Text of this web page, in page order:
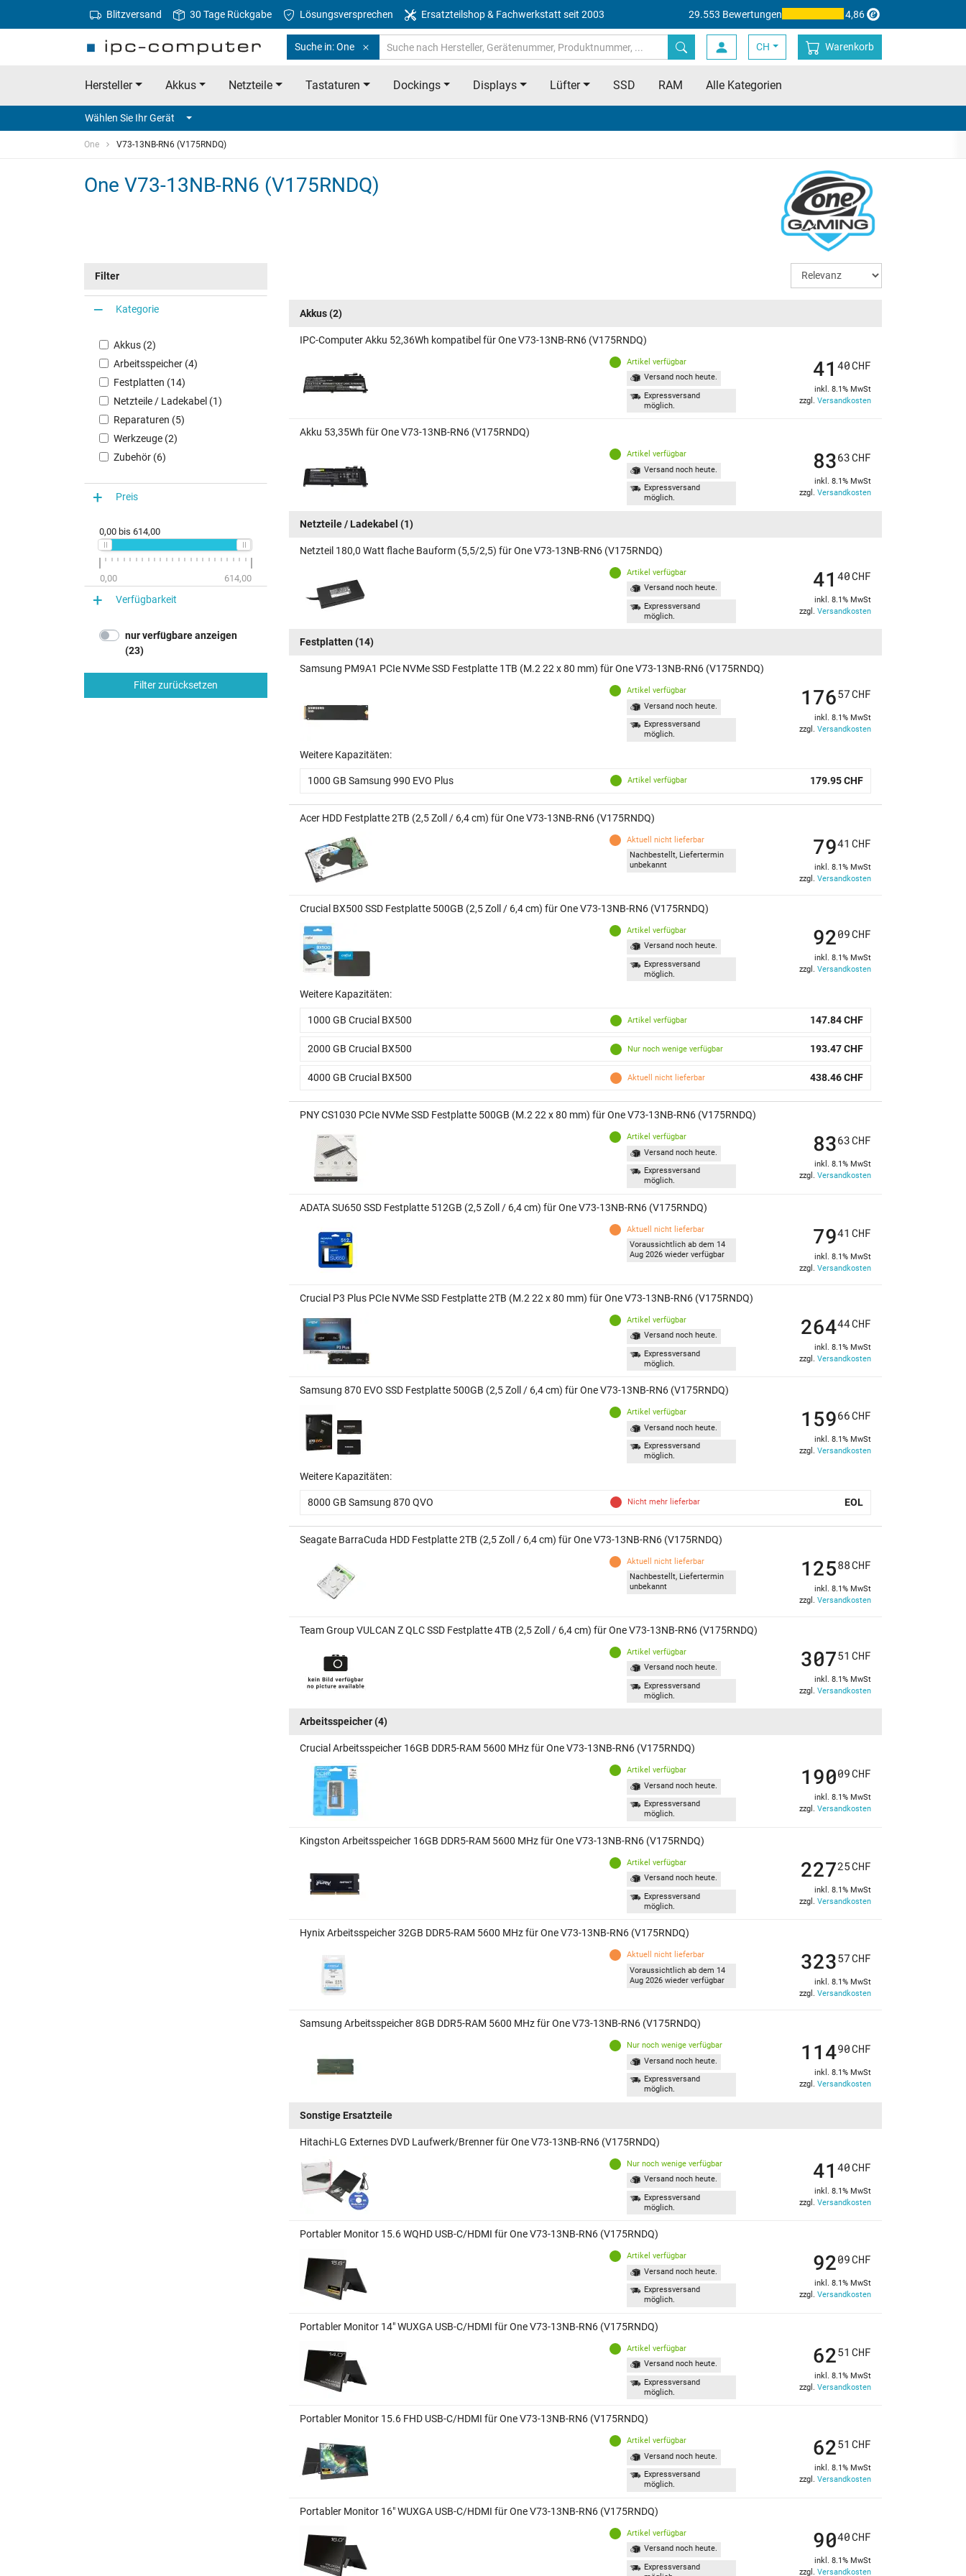
Blitzversand 30 Tage Rückgabe Lösungsversprechen Ersatzteilshop & Fachwerkstatt seit 2003 29.553 Bewertungen 4,86
Suche in: One CH Warenkorb
Hersteller Akkus Netzteile Tastaturen Dockings Displays Lüfter SSD RAM Alle Kategorien
Wählen Sie Ihr Gerät
One V73-13NB-RN6 (V175RNDQ)
One V73-13NB-RN6 (V175RNDQ)
Filter
Kategorie
Akkus (2)
Arbeitsspeicher (4)
Festplatten (14)
Netzteile / Ladekabel (1)
Reparaturen (5)
Werkzeuge (2)
Zubehör (6)
Preis
0,00 bis 614,00
0,00 614,00
Verfügbarkeit
nur verfügbare anzeigen
(23)
Filter zurücksetzen
Akkus(2)
IPC-Computer Akku 52,36Wh kompatibel für One V73-13NB-RN6 (V175RNDQ)
Artikel verfügbar
Versand noch heute.
Expressversand
möglich.
4140CHF
inkl. 8.1% MwSt
zzgl. Versandkosten
Akku 53,35Wh für One V73-13NB-RN6 (V175RNDQ)
Artikel verfügbar
Versand noch heute.
Expressversand
möglich.
8363CHF
inkl. 8.1% MwSt
zzgl. Versandkosten
Netzteile / Ladekabel (1)
Netzteil 180,0 Watt flache Bauform (5,5/2,5) für One V73-13NB-RN6 (V175RNDQ)
Artikel verfügbar
Versand noch heute.
Expressversand
möglich.
4140CHF
inkl. 8.1% MwSt
zzgl. Versandkosten
Festplatten (14)
Samsung PM9A1 PCIe NVMe SSD Festplatte 1TB (M.2 22 x 80 mm) für One V73-13NB-RN6 (V175RNDQ)
Artikel verfügbar
Versand noch heute.
Expressversand
möglich.
17657CHF
inkl. 8.1% MwSt
zzgl. Versandkosten
Weitere Kapazitäten:
1000 GB Samsung 990 EVO Plus Artikel verfügbar 179.95 CHF
Acer HDD Festplatte 2TB (2,5 Zoll / 6,4 cm) für One V73-13NB-RN6 (V175RNDQ)
Aktuell nicht lieferbar
Nachbestellt, Liefertermin
unbekannt
7941 CHF
inkl. 8.1% MwSt
zzgl. Versandkosten
Crucial BX500 SSD Festplatte 500GB (2,5 Zoll / 6,4 cm) für One V73-13NB-RN6 (V175RNDQ)
Artikel verfügbar
Versand noch heute.
Expressversand
möglich.
9209CHF
inkl. 8.1% MwSt
zzgl. Versandkosten
Weitere Kapazitäten:
1000 GB Crucial BX500 Artikel verfügbar 147.84 CHF
2000 GB Crucial BX500 Nur noch wenige verfügbar 193.47 CHF
4000 GB Crucial BX500 Aktuell nicht lieferbar 438.46 CHF
PNY CS1030 PCIe NVMe SSD Festplatte 500GB (M.2 22 x 80 mm) für One V73-13NB-RN6 (V175RNDQ)
Artikel verfügbar
Versand noch heute.
Expressversand
möglich.
8363CHF
inkl. 8.1% MwSt
zzgl. Versandkosten
ADATA SU650 SSD Festplatte 512GB (2,5 Zoll / 6,4 cm) für One V73-13NB-RN6 (V175RNDQ)
Aktuell nicht lieferbar
Voraussichtlich ab dem 14
Aug 2026 wieder verfügbar
7941 CHF
inkl. 8.1% MwSt
zzgl. Versandkosten
Crucial P3 Plus PCIe NVMe SSD Festplatte 2TB (M.2 22 x 80 mm) für One V73-13NB-RN6 (V175RNDQ)
Artikel verfügbar
Versand noch heute.
Expressversand
möglich.
26444CHF
inkl. 8.1% MwSt
zzgl. Versandkosten
Samsung 870 EVO SSD Festplatte 500GB (2,5 Zoll / 6,4 cm) für One V73-13NB-RN6 (V175RNDQ)
Artikel verfügbar
Versand noch heute.
Expressversand
möglich.
15966CHF
inkl. 8.1% MwSt
zzgl. Versandkosten
Weitere Kapazitäten:
8000 GB Samsung 870 QVO Nicht mehr lieferbar EOL
Seagate BarraCuda HDD Festplatte 2TB (2,5 Zoll / 6,4 cm) für One V73-13NB-RN6 (V175RNDQ)
Aktuell nicht lieferbar
Nachbestellt, Liefertermin
unbekannt
12588CHF
inkl. 8.1% MwSt
zzgl. Versandkosten
Team Group VULCAN Z QLC SSD Festplatte 4TB (2,5 Zoll / 6,4 cm) für One V73-13NB-RN6 (V175RNDQ)
Artikel verfügbar
Versand noch heute.
Expressversand
möglich.
30751 CHF
inkl. 8.1% MwSt
zzgl. Versandkosten
Arbeitsspeicher(4)
Crucial Arbeitsspeicher 16GB DDR5-RAM 5600 MHz für One V73-13NB-RN6 (V175RNDQ)
Artikel verfügbar
Versand noch heute.
Expressversand
möglich.
19009CHF
inkl. 8.1% MwSt
zzgl. Versandkosten
Kingston Arbeitsspeicher 16GB DDR5-RAM 5600 MHz für One V73-13NB-RN6 (V175RNDQ)
Artikel verfügbar
Versand noch heute.
Expressversand
möglich.
22725CHF
inkl. 8.1% MwSt
zzgl. Versandkosten
Hynix Arbeitsspeicher 32GB DDR5-RAM 5600 MHz für One V73-13NB-RN6 (V175RNDQ)
Aktuell nicht lieferbar
Voraussichtlich ab dem 14
Aug 2026 wieder verfügbar
32357CHF
inkl. 8.1% MwSt
zzgl. Versandkosten
Samsung Arbeitsspeicher 8GB DDR5-RAM 5600 MHz für One V73-13NB-RN6 (V175RNDQ)
Nur noch wenige verfügbar
Versand noch heute.
Expressversand
möglich.
11490CHF
inkl. 8.1% MwSt
zzgl. Versandkosten
Sonstige Ersatzteile
Hitachi-LG Externes DVD Laufwerk/Brenner für One V73-13NB-RN6 (V175RNDQ)
Nur noch wenige verfügbar
Versand noch heute.
Expressversand
möglich.
4140CHF
inkl. 8.1% MwSt
zzgl. Versandkosten
Portabler Monitor 15.6 WQHD USB-C/HDMI für One V73-13NB-RN6 (V175RNDQ)
Artikel verfügbar
Versand noch heute.
Expressversand
möglich.
9209CHF
inkl. 8.1% MwSt
zzgl. Versandkosten
Portabler Monitor 14" WUXGA USB-C/HDMI für One V73-13NB-RN6 (V175RNDQ)
Artikel verfügbar
Versand noch heute.
Expressversand
möglich.
6251 CHF
inkl. 8.1% MwSt
zzgl. Versandkosten
Portabler Monitor 15.6 FHD USB-C/HDMI für One V73-13NB-RN6 (V175RNDQ)
Artikel verfügbar
Versand noch heute.
Expressversand
möglich.
6251 CHF
inkl. 8.1% MwSt
zzgl. Versandkosten
Portabler Monitor 16" WUXGA USB-C/HDMI für One V73-13NB-RN6 (V175RNDQ)
Artikel verfügbar
Versand noch heute.
Expressversand
9040CHF
inkl. 8.1% MwSt
zzgl. Versandkosten